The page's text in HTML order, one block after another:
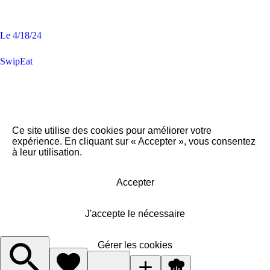
Le 4/18/24
SwipEat
Ce site utilise des cookies pour améliorer votre
expérience. En cliquant sur « Accepter », vous consentez
à leur utilisation.
Accepter
J'accepte le nécessaire
Gérer les cookies